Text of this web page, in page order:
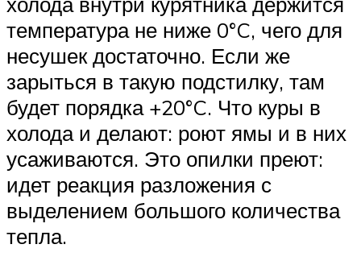
температура не ниже 0°C, чего для
несушек достаточно. Если же
зарыться в такую подстилку, там
будет порядка +20°C. Что куры в
холода и делают: роют ямы и в них
усаживаются. Это опилки преют:
идет реакция разложения с
выделением большого количества
тепла.